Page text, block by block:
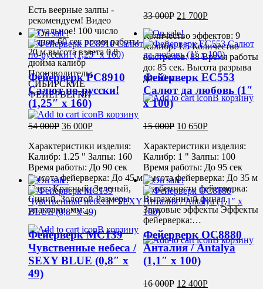
Есть веерные залпы -
рекомендуем! Видео
актуальное! 100 число
залпов 60 сек время работы
20 м высота взлета 0,8
дюйма калибр
Производитель:
СИБИРСКИЕ
ФЕЙЕРВЕРКИ
В корзину
33 000Р 21 700Р
Количество эффектов: 9
Калибр: 1.5 Количество
выстрелов: 88 Время работы
до: 85 сек. Высота разрыва
до: 50 м.
В корзину
Фейерверк РС8910
Салют по-русски!
(1,25″ х 160)
54 000Р 36 000Р
Характеристики изделия:
Калибр: 1.25 " Залпы: 160
Время работы: До 90 сек
Высота фейерверка: До 45 м
Цвет: Красный, Зеленый,
Синий, Золотой Размеры
упаковки, мм:…
В корзину
Фейерверк ЕС553
Салют да любовь (1″
х 100)
15 000Р 10 650Р
Характеристики изделия:
Калибр: 1 " Залпы: 100
Время работы: До 95 сек
Высота фейерверка: До 35 м
Особенности фейерверка:
Выраженный финал,
Звуковые эффекты Эффекты
фейерверка:…
В корзину
Фейерверк MC139
Чувственные небеса /
SEXY BLUE (0,8″ х
49)
Фейерверк ОС8880
Анталия / Antalya
(1,1″ х 100)
16 000Р 12 400Р